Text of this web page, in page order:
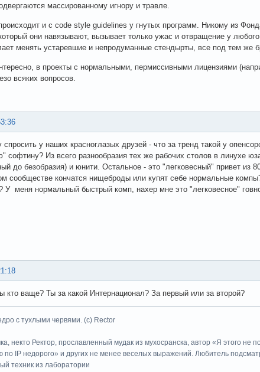
массированному игнору и травле.
и с code style guidelines у гнутых программ. Никому из
они навязывают, вызывает только ужас и отвращение у
менять устаревшие и непродуманные стендырты, все под тем же
в проекты с нормальными, пермиссивными лицензиями
всяких вопросов.
у наших красноглазых друзей - что за тренд такой у
софтину? Из всего разнообразия тех же рабочих столов в линухе
до безобразия) и юнити. Остальное - это "легковесный" привет из
сообществе кончатся нищеброды или купят себе нормальные
У меня нормальный быстрый комп, нахер мне это "легковесное"
кто ваще? Ты за какой Интернационал? За первый или за второй?
с тухлыми червями. (с) Rector
некто Ректор, прославленный мудак из мухосранска, автор «Я этого не
IP недорого» и других не менее веселых выражений. Любитель
техник из лаборатории